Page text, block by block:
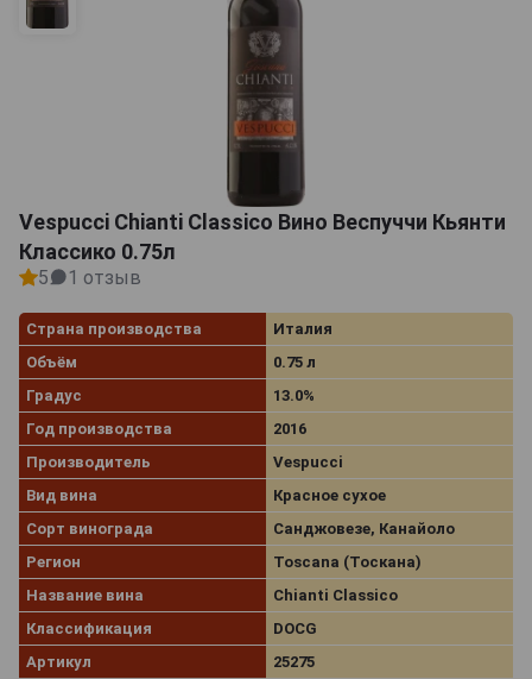
числе и гастрономических. Это красное вино купить
Вы сможете в нашем магазине.
Vespucci Chianti Classico Вино Веспуччи Кьянти
Классико 0.75л
5 1 отзыв
Страна производства
Италия
Объём
0.75 л
Градус
13.0%
Год производства
2016
Производитель
Vespucci
Вид вина
Красное сухое
Сорт винограда
Санджовезе, Канайоло
Регион
Toscana (Тоскана)
Название вина
Chianti Classico
Классификация
DOCG
Артикул
25275